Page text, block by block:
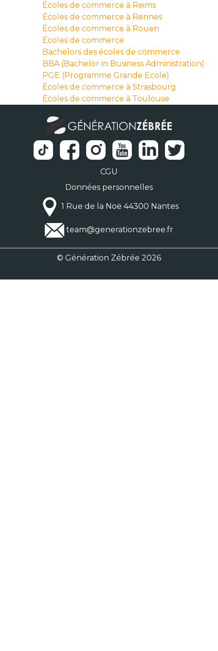
Écoles de commerce à Reims
Écoles de commerce à Rennes
Écoles de commerce à Rouen
Écoles de commerce
Bachelors des écoles de commerce
BBA (Bachelor in Business Administration)
PGE (Programme Grande Ecole)
Écoles de commerce à Strasbourg
Écoles de commerce à Toulouse
CGU
Données personnelles
1 Rue de la Noë 44300 Nantes
team@generationzebree.fr
© Génération Zébrée 2026